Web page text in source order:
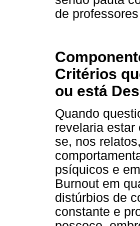
de
Critérios
ou está
Quando
revelaria estar
se, nos
psíquicos e
Burnout em
distúrbios de
constante e